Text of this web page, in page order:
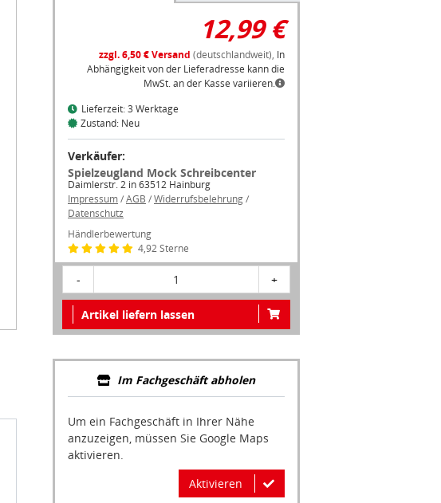
12,99 €
zzgl. 6,50 € Versand (deutschlandweit), In
Abhängigkeit von der Lieferadresse kann die
MwSt. an der Kasse variieren.
Lieferzeit: 3 Werktage
Zustand: Neu
Verkäufer:
Spielzeugland Mock Schreibcenter
Daimlerstr. 2 in 63512 Hainburg
Impressum/AGB /Widerrufsbelehrung/
Datenschutz
Händlerbewertung
4,92 Sterne
- 1 +
Artikel liefern lassen
Im Fachgeschäft abholen
Um ein Fachgeschäft in Ihrer Nähe
anzuzeigen, müssen Sie Google Maps
aktivieren.
Aktivieren